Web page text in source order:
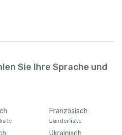
Sie Ihre Sprache und
Französisch
Länderliste
Ukrainisch